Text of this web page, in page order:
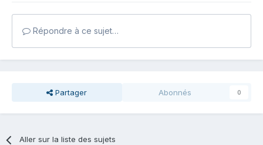
Répondre à ce sujet…
Partager Abonnés 0
Aller sur la liste des sujets